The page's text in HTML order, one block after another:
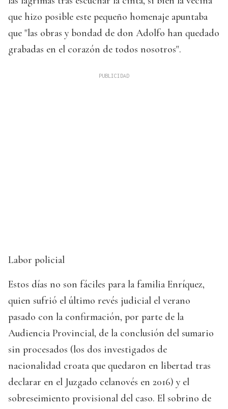
que hizo posible este pequeño homenaje apuntaba
que "las obras y bondad de don Adolfo han quedado
grabadas en el corazón de todos nosotros".
Labor policial
Estos días no son fáciles para la familia Enríquez,
quien sufrió el último revés judicial el verano
pasado con la confirmación, por parte de la
Audiencia Provincial, de la conclusión del sumario
sin procesados (los dos investigados de
nacionalidad croata que quedaron en libertad tras
declarar en el Juzgado celanovés en 2016) y el
sobreseimiento provisional del caso. El sobrino de